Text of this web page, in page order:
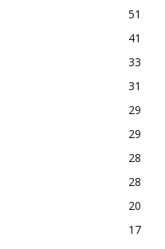
51
41
33
31
29
29
28
28
20
17